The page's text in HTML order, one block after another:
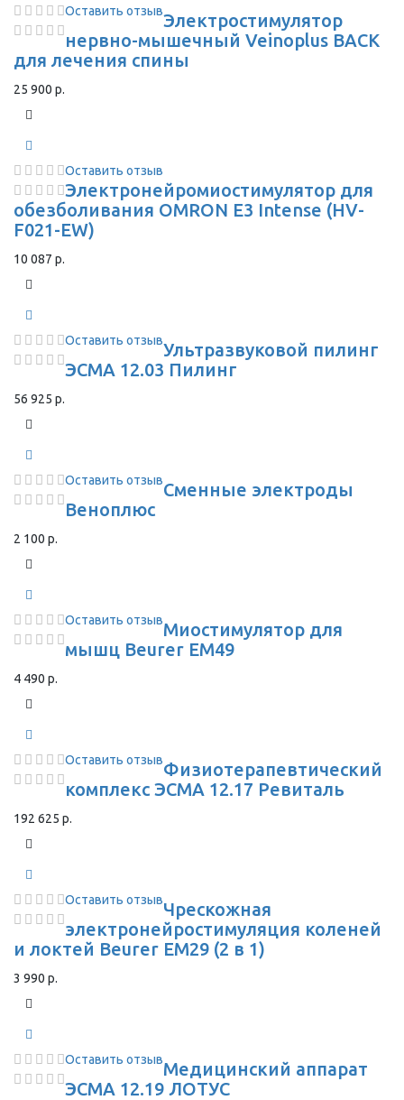
Оставить отзывЭлектростимулятор
нервно-мышечный Veinoplus BACK
для лечения спины
25 900 р.
Оставить отзыв
Электронейромиостимулятор для
обезболивания OMRON Е3 Intense (HV-
F021-EW)
10 087 р.
Оставить отзывУльтразвуковой пилинг
ЭСМА 12.03 Пилинг
56 925 р.
Оставить отзывСменные электроды
Веноплюс
2 100 р.
Оставить отзывМиостимулятор для
мышц Beurer EM49
4 490 р.
Оставить отзывФизиотерапевтический
комплекс ЭСМА 12.17 Ревиталь
192 625 р.
Оставить отзывЧрескожная
электронейростимуляция коленей
и локтей Beurer EM29 (2 в 1)
3 990 р.
Оставить отзывМедицинский аппарат
ЭСМА 12.19 ЛОТУС